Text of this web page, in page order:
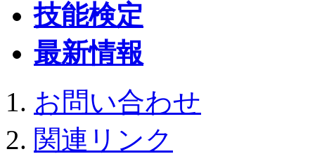
技能検定
最新情報
お問い合わせ
関連リンク